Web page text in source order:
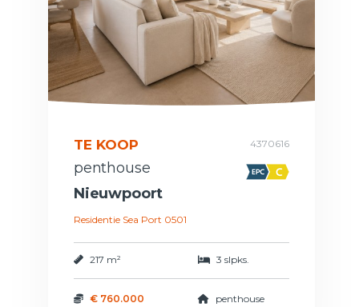
TE KOOP 4370616
penthouse
Nieuwpoort
Residentie Sea Port 0501
217 m² 3 slpks.
€ 760.000 penthouse